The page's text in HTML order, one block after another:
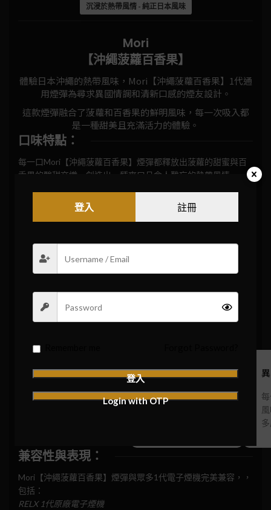
沉浸於熱帶風情 - 純正日本風味
Mori
【沖繩菠蘿百香果】
體驗日本沖繩的熱帶風味，Mori【沖繩菠蘿百香果】1代通
用煙彈為尋求異國情調和清新口感的煙友設計。
這款煙彈融合了菠蘿和百香果的鮮明風味，每一次吸入都
是一種甜美且充滿活力的體驗。
口味特點：
每一口Mori【沖繩菠蘿百香果】煙彈都釋放出菠蘿的甜蜜與百
香果的酸甜交織，創造出一種爽口且令人難忘的熱帶風情。
這款煙彈完美捕捉了這兩種水果的精髓，為您帶來一種獨特的
煙彈容量： 每粒2.5毫升，可提供約550口的抽吸。
衡。
設計： 採用鴨嘴型設計，增強舒適的吸煙體驗。
煙彈類型： 透明煙彈設計，方便您觀察煙油剩餘量。
磁力連接： 高效的磁性連接設計，確保即插即用，操作簡
便。
正宗日本品質
由日本工藝精心製
獨特熱帶口味
提供真實的菠蘿與百
兼容性與表現：
Mori【沖繩菠蘿百香果】煙彈與眾多1代電子煙機完美兼容，，
包括：
RELX 1代原廠電子煙機
登入 註冊
登入
Login with OTP